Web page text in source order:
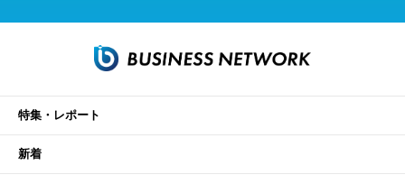
特集・レポート
新着